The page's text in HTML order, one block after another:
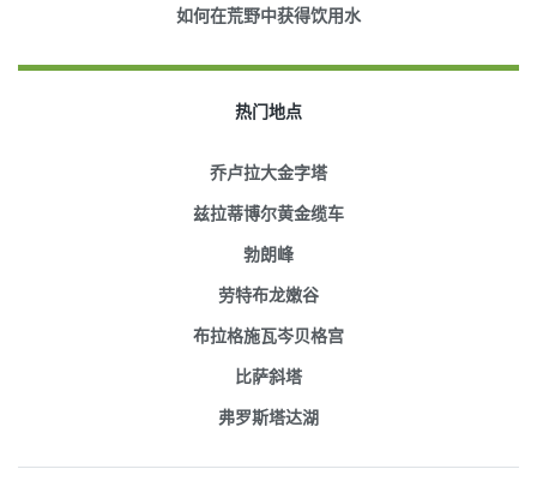
如何在荒野中获得饮用水
热门地点
乔卢拉大金字塔
兹拉蒂博尔黄金缆车
勃朗峰
劳特布龙嫩谷
布拉格施瓦岑贝格宫
比萨斜塔
弗罗斯塔达湖